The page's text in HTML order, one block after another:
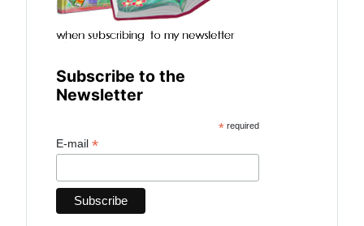
Subscribe to the
Newsletter
*required
E-mail *